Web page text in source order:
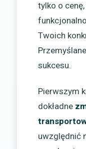
tylko o
Twoich
sukcesu.
Pierwszym
dokładne
uwzględnić